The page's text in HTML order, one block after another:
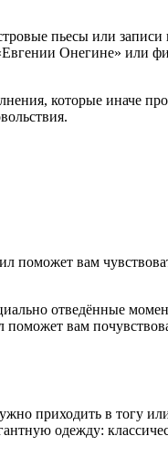
пьесы или записи
Онегине» или
которые иначе
поможет вам
отведённые
вам
приходить в тогу
одежду: